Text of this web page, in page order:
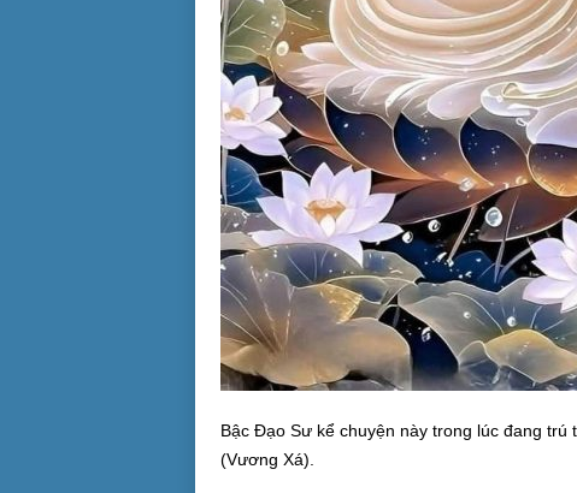
Bậc Ðạo Sư kể chuyện này trong lúc đang trú
(Vương Xá).